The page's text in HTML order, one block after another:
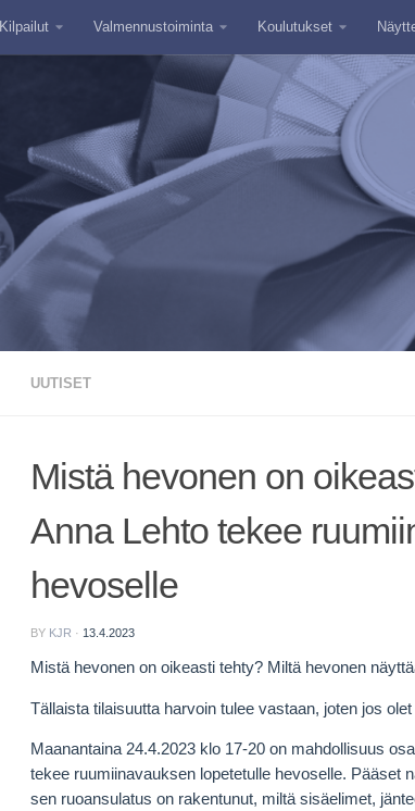
Kilpailut Valmennustoiminta Koulutukset
UUTISET
Mistä hevonen on
Anna Lehto tekee
hevoselle
BY KJR · 13.4.2023
Mistä hevonen on oikeasti tehty? Miltä hevonen
Tällaista tilaisuutta harvoin tulee vastaan, joten jos
Maanantaina 24.4.2023 klo 17-20 on mahdollisuus
tekee ruumiinavauksen lopetetulle hevoselle. Pääset
sen ruoansulatus on rakentunut, miltä sisäelimet,